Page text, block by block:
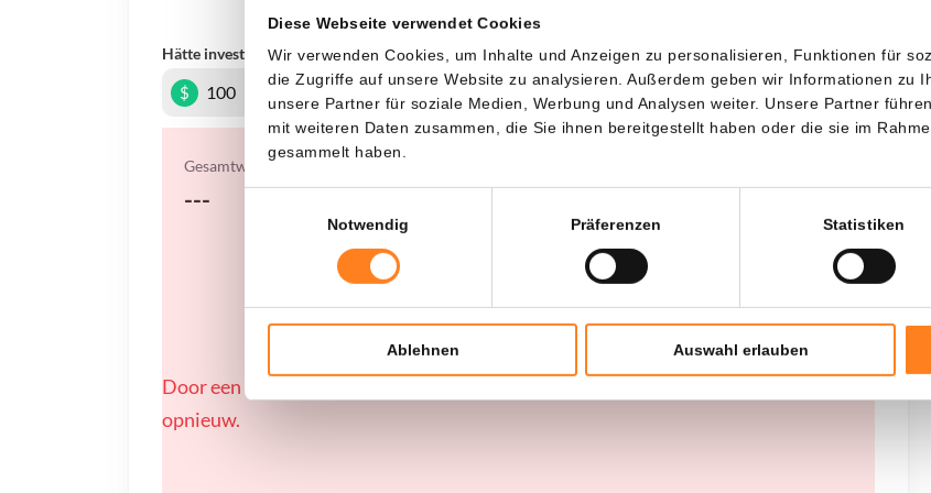
Diese Webseite verwendet Cookies
Wir verwenden Cookies, um Inhalte und Anzeigen zu personalisieren, Funktionen für
die Zugriffe auf unsere Website zu analysieren. Außerdem geben wir Informationen zu
unsere Partner für soziale Medien, Werbung und Analysen weiter. Unsere Partner
mit weiteren Daten zusammen, die Sie ihnen bereitgestellt haben oder die sie im
gesammelt haben.
Notwendig
Präferenzen Statistiken
Ablehnen Auswahl erlauben
Was, wenn ich...?
Hätte investiert In Jede Seit
$
Gesamtwert
--- ---
Door een fout konden er geen gegevens worden opgehaald, probeer het later
opnieuw.